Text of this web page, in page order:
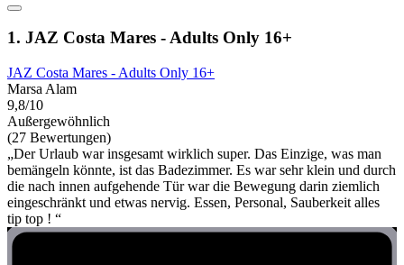
1. JAZ Costa Mares - Adults Only 16+
JAZ Costa Mares - Adults Only 16+
Marsa Alam
9,8/10
Außergewöhnlich
(27 Bewertungen)
„Der Urlaub war insgesamt wirklich super. Das Einzige, was man
bemängeln könnte, ist das Badezimmer. Es war sehr klein und durch
die nach innen aufgehende Tür war die Bewegung darin ziemlich
eingeschränkt und etwas nervig. Essen, Personal, Sauberkeit alles
tip top ! “